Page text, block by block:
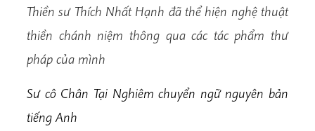
Thiền sư Thích Nhất Hạnh đã thể hiện nghệ thuật
thiền chánh niệm thông qua các tác phẩm thư
pháp của mình
Sư cô Chân Tại Nghiêm chuyển ngữ nguyên bản
tiếng Anh